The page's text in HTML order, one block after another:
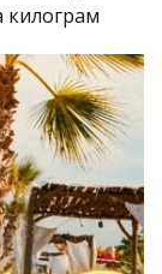
килограм